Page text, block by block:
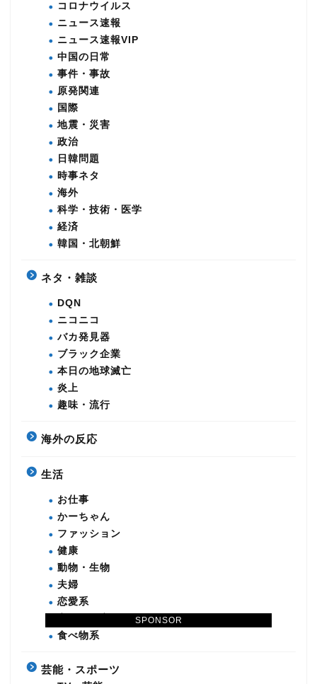
SPONSOR
コロナウイルス
ニュース速報
ニュース速報VIP
中国の日常
事件・事故
原発関連
国際
地震・災害
政治
日韓問題
時事ネタ
海外
科学・技術・医学
経済
韓国・北朝鮮
ネタ・雑談
DQN
ニコニコ
バカ発見器
ブラック企業
本日の地球滅亡
炎上
趣味・流行
海外の反応
生活
お仕事
かーちゃん
ファッション
健康
動物・生物
夫婦
恋愛系
食べ物系
芸能・スポーツ